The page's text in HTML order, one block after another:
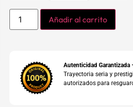
Añadir al carrito
Autenticidad Garantizada
Trayectoria seria y
autorizados para